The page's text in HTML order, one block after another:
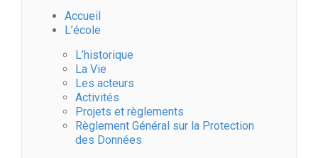
Accueil
L’école
L’historique
La Vie
Les acteurs
Activités
Projets et règlements
Règlement Général sur la Protection
des Données